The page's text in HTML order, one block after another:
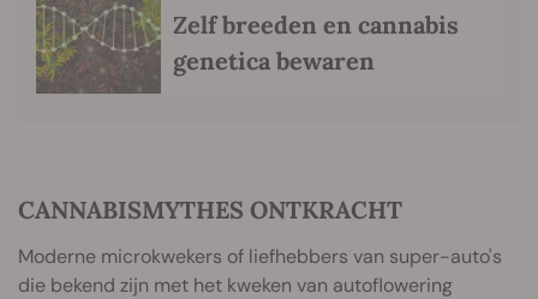
Zelf breeden en cannabis
genetica bewaren
CANNABISMYTHES ONTKRACHT
Moderne microkwekers of liefhebbers van super-auto's
die bekend zijn met het kweken van autoflowering